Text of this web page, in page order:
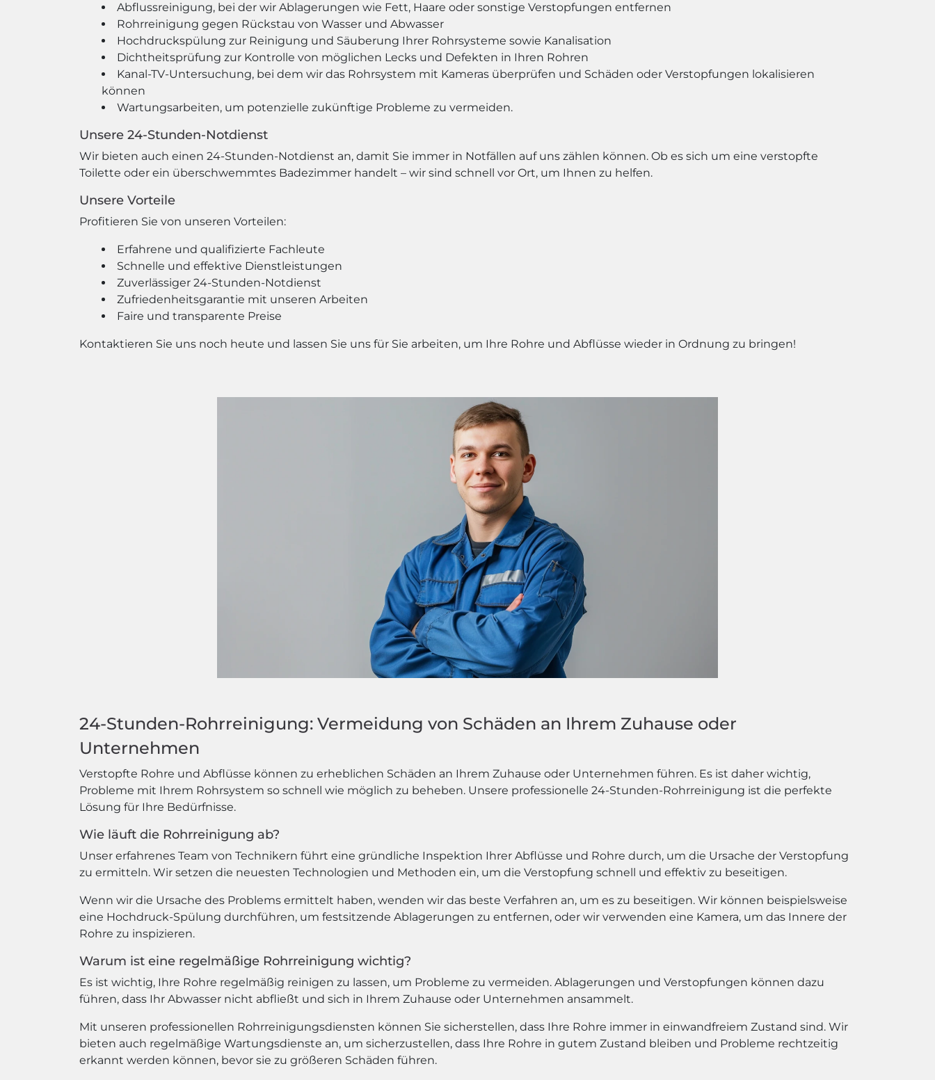
Abflussreinigung, bei der wir Ablagerungen wie Fett, Haare oder sonstige Verstopfungen entfernen
Rohrreinigung gegen Rückstau von Wasser und Abwasser
Hochdruckspülung zur Reinigung und Säuberung Ihrer Rohrsysteme sowie Kanalisation
Dichtheitsprüfung zur Kontrolle von möglichen Lecks und Defekten in Ihren Rohren
Kanal-TV-Untersuchung, bei dem wir das Rohrsystem mit Kameras überprüfen und Schäden oder Verstopfungen lokalisieren
können
Wartungsarbeiten, um potenzielle zukünftige Probleme zu vermeiden.
Unsere 24-Stunden-Notdienst
Wir bieten auch einen 24-Stunden-Notdienst an, damit Sie immer in Notfällen auf uns zählen können. Ob es sich um eine verstopfte
Toilette oder ein überschwemmtes Badezimmer handelt – wir sind schnell vor Ort, um Ihnen zu helfen.
Unsere Vorteile
Profitieren Sie von unseren Vorteilen:
Erfahrene und qualifizierte Fachleute
Schnelle und effektive Dienstleistungen
Zuverlässiger 24-Stunden-Notdienst
Zufriedenheitsgarantie mit unseren Arbeiten
Faire und transparente Preise
Kontaktieren Sie uns noch heute und lassen Sie uns für Sie arbeiten, um Ihre Rohre und Abflüsse wieder in Ordnung zu bringen!
24-Stunden-Rohrreinigung: Vermeidung von Schäden an Ihrem Zuhause oder
Unternehmen
Verstopfte Rohre und Abflüsse können zu erheblichen Schäden an Ihrem Zuhause oder Unternehmen führen. Es ist daher wichtig,
Probleme mit Ihrem Rohrsystem so schnell wie möglich zu beheben. Unsere professionelle 24-Stunden-Rohrreinigung ist die perfekte
Lösung für Ihre Bedürfnisse.
Wie läuft die Rohrreinigung ab?
Unser erfahrenes Team von Technikern führt eine gründliche Inspektion Ihrer Abflüsse und Rohre durch, um die Ursache der Verstopfung
zu ermitteln. Wir setzen die neuesten Technologien und Methoden ein, um die Verstopfung schnell und effektiv zu beseitigen.
Wenn wir die Ursache des Problems ermittelt haben, wenden wir das beste Verfahren an, um es zu beseitigen. Wir können beispielsweise
eine Hochdruck-Spülung durchführen, um festsitzende Ablagerungen zu entfernen, oder wir verwenden eine Kamera, um das Innere der
Rohre zu inspizieren.
Warum ist eine regelmäßige Rohrreinigung wichtig?
Es ist wichtig, Ihre Rohre regelmäßig reinigen zu lassen, um Probleme zu vermeiden. Ablagerungen und Verstopfungen können dazu
führen, dass Ihr Abwasser nicht abfließt und sich in Ihrem Zuhause oder Unternehmen ansammelt.
Mit unseren professionellen Rohrreinigungsdiensten können Sie sicherstellen, dass Ihre Rohre immer in einwandfreiem Zustand sind. Wir
bieten auch regelmäßige Wartungsdienste an, um sicherzustellen, dass Ihre Rohre in gutem Zustand bleiben und Probleme rechtzeitig
erkannt werden können, bevor sie zu größeren Schäden führen.